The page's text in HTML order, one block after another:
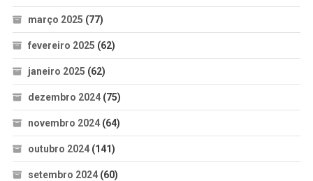
março 2025 (77)
fevereiro 2025 (62)
janeiro 2025 (62)
dezembro 2024(75)
novembro 2024(64)
outubro 2024(141)
setembro 2024(60)